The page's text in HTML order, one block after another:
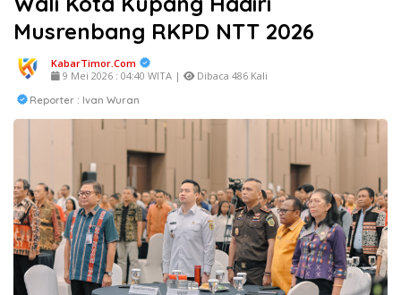
Musrenbang RKPD NTT 2026
KabarTimor.com
9 Mei 2026 : 04:40 WITA |
Dibaca 486 Kali
Reporter : Ivan Wuran